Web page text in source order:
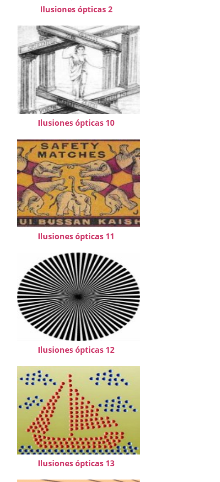
Ilusiones ópticas 2
Ilusiones ópticas 10
Ilusiones ópticas 11
Ilusiones ópticas 12
Ilusiones ópticas 13